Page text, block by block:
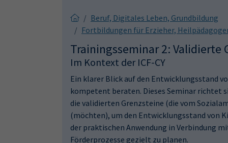
Beruf, Digitales Leben, Grundbildung
Fortbildungen für Erzieher,
Trainingsseminar 2:
Im Kontext der ICF-CY
Ein klarer Blick auf den Entwicklungsstand
kompetent beraten. Dieses Seminar richtet
die validierten Grenzsteine (die vom
(möchten), um den Entwicklungsstand von
der praktischen Anwendung in Verbindung
Förderprozesse gezielt zu planen.